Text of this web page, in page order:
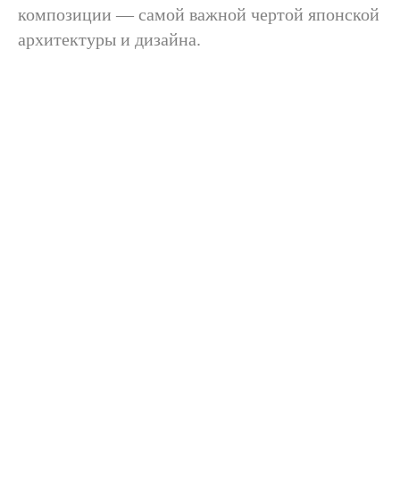
композиции — самой важной чертой японской
архитектуры и дизайна.